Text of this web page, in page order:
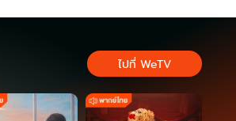
ไปที่ WeTV